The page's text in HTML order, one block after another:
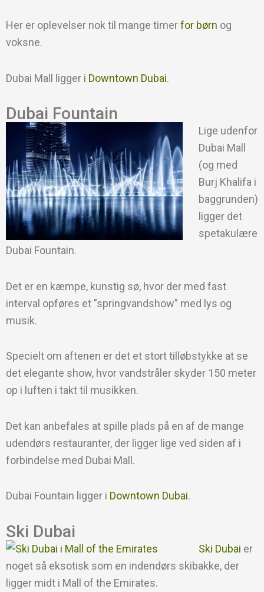
Her er oplevelser nok til mange timerfor børn og
voksne.
Dubai Mall ligger i Downtown Dubai.
Dubai Fountain
Lige udenfor
Dubai Mall
(og med
Burj Khalifa i
baggrunden)
ligger det
spetakulære
Dubai Fountain.
Det er en kæmpe, kunstig sø, hvor der med fast
interval opføres et ”springvandshow” med lys og
musik.
Specielt om aftenen er det et stort tilløbstykke at se
det elegante show, hvor vandstråler skyder 150 meter
op i luften i takt til musikken.
Det kan anbefales at spille plads på en af de mange
udendørs restauranter, der ligger lige ved siden af i
forbindelse med Dubai Mall.
Dubai Fountain ligger i Downtown Dubai.
Ski Dubai
Ski Dubai er
noget så eksotisk som en indendørs skibakke, der
ligger midt i Mall of the Emirates.